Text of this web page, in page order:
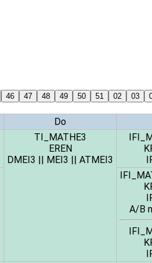
Do
TI_MATHE3
EREN
DMEI3 || MEI3 || ATMEI3
A/B